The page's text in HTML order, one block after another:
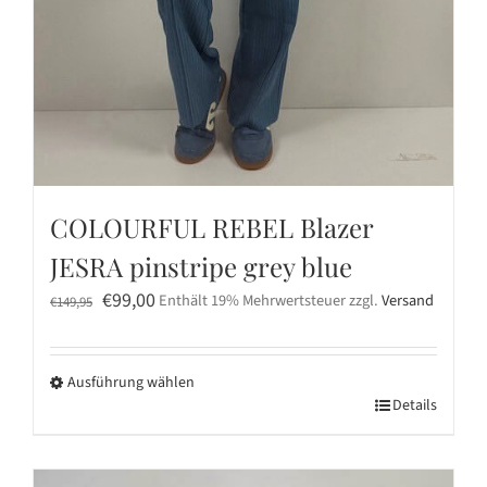
COLOURFUL REBEL Blazer
JESRA pinstripe grey blue
€149,95 Ursprünglicher
war:
€149,95
€99,00Aktueller
ist:
€99,00.
Enthält 19% Mehrwertsteuerzzgl.Versand
Ausführung wählen
weist
Details